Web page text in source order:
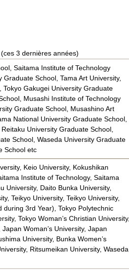
3 dernières années)
Saitama Institute of Technology
School, Tama Art University,
Gakugei University Graduate
Musashi Institute of Technology
Graduate School, Musashino Art
National University Graduate School,
University Graduate School,
School, Waseda University Graduate
School etc
Keio University, Kokushikan
Institute of Technology, Saitama
University, Daito Bunka University,
Teikyo University, Teikyo University,
3rd Year), Tokyo Polytechnic
Tokyo Woman’s Christian University,
Woman’s University, Japan
University, Bunka Women’s
Ritsumeikan University, Waseda